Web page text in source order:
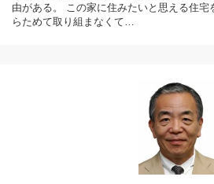
由がある。 この家に住みたいと思える住宅
らためて取り組まなくて…